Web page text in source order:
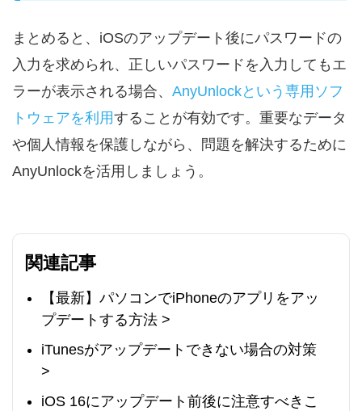
まとめると、iOSのアップデート後にパスワードの
入力を求められ、正しいパスワードを入力してもエ
ラーが表示される場合、 AnyUnlockという専用ソフ
トウェアを利用することが有効です。重要なデータ
や個人情報を保護しながら、問題を解決するために
AnyUnlockを活用しましょう。
関連記事
【最新】パソコンでiPhoneのアプリをアッ
プデートする方法 >
iTunesがアップデートできない場合の対策
>
iOS 16にアップデート前後に注意すべきこ